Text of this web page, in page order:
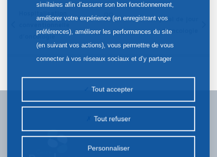
d’oncologie
Sommaire
Hôpital de jour
d’oncologie
similaires afin d’assurer son bon fonctionnement,
améliorer votre expérience (en enregistrant vos
préférences), améliorer les performances du site
(en suivant vos actions), vous permettre de vous
connecter à vos réseaux sociaux et d’y partager
la publicité personnalisée sur notre site ou ceux de
nos partenaires. Certains traceurs non classés
préalable.
Tout accepter
Tout refuser
Personnaliser